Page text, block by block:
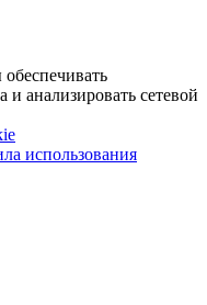
анализировать сетевой
использования